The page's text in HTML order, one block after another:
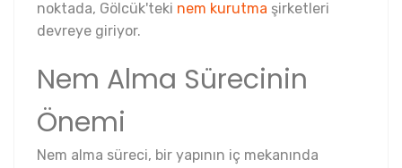
noktada, Gölcük'teki nem kurutma şirketleri
devreye giriyor.
Nem Alma Sürecinin
Önemi
Nem alma süreci, bir yapının iç mekanında